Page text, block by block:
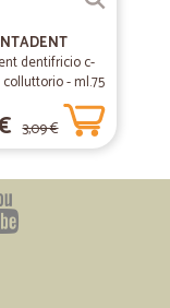
dentifricio c-
- ml.75
3,09 €